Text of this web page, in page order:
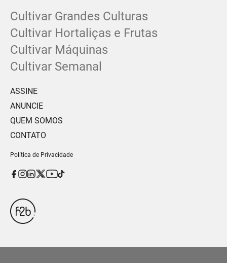
Cultivar Grandes Culturas
Cultivar Hortaliças e Frutas
Cultivar Máquinas
Cultivar Semanal
ASSINE
ANUNCIE
QUEM SOMOS
CONTATO
Política de Privacidade